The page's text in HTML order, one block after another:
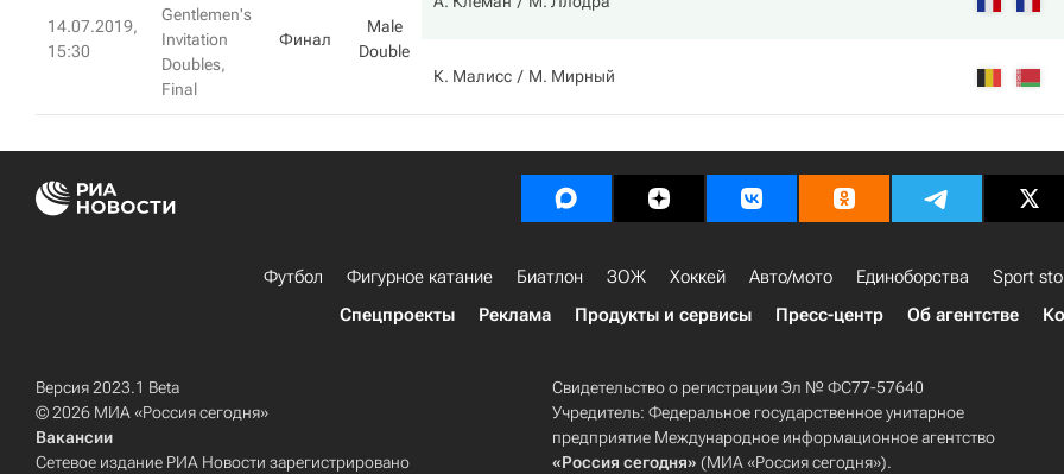
14.07.2019,
15:30
Gentlemen's
Invitation
Doubles,
Final
Финал
Male
Double
К. Малисс М. Мирный
Футбол Фигурное катание Биатлон ЗОЖ Хоккей Авто/мото Единоборства
Sport
Спецпроекты
Реклама Продукты и сервисы Пресс-центр Об агентстве
Версия 2023.1 Beta
© 2026 МИА «Россия сегодня»
Вакансии
Сетевое издание РИА Новости зарегистрировано
Свидетельство о регистрации Эл № ФС77-57640
Учредитель: Федеральное государственное унитарное
предприятие Международное информационное агентство
«Россия сегодня» (МИА «Россия сегодня»).